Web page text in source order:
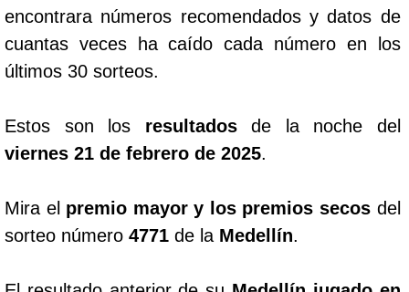
encontrara números recomendados y datos de
cuantas veces ha caído cada número en los
últimos 30 sorteos.
Estos son los resultadosde la noche del
viernes 21 de febrero de 2025.
Mira el premio mayor y los premios secosdel
sorteo número 4771 de la Medellín.